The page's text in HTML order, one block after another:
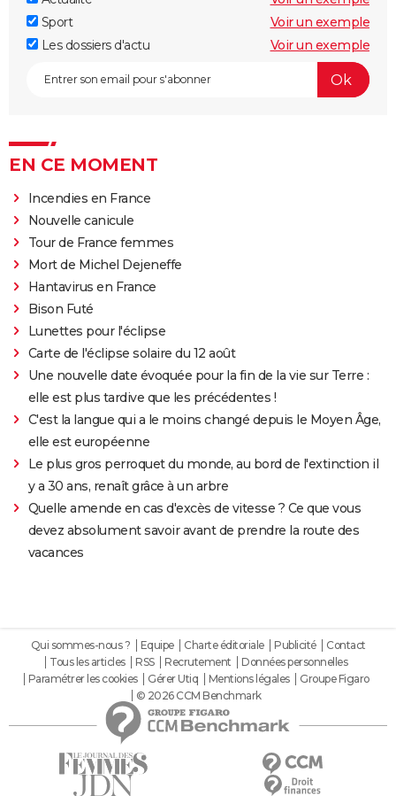
Sport
Voir un exemple
Les dossiers d'actu
Voir un exemple
EN CE MOMENT
Incendies en France
Nouvelle canicule
Tour de France femmes
Mort de Michel Dejeneffe
Hantavirus en France
Bison Futé
Lunettes pour l'éclipse
Carte de l'éclipse solaire du 12 août
Une nouvelle date évoquée pour la fin de la vie sur Terre :
elle est plus tardive que les précédentes !
C'est la langue qui a le moins changé depuis le Moyen Âge,
elle est européenne
Le plus gros perroquet du monde, au bord de l'extinction il
y a 30 ans, renaît grâce à un arbre
Quelle amende en cas d'excès de vitesse ? Ce que vous
devez absolument savoir avant de prendre la route des
vacances
Qui sommes-nous ? Equipe Charte éditoriale Publicité
Contact
Tous les articles
RSS Recrutement
Données personnelles
Paramétrer les cookies
Gérer Utiq Mentions légales
Groupe Figaro
© 2026 CCM Benchmark